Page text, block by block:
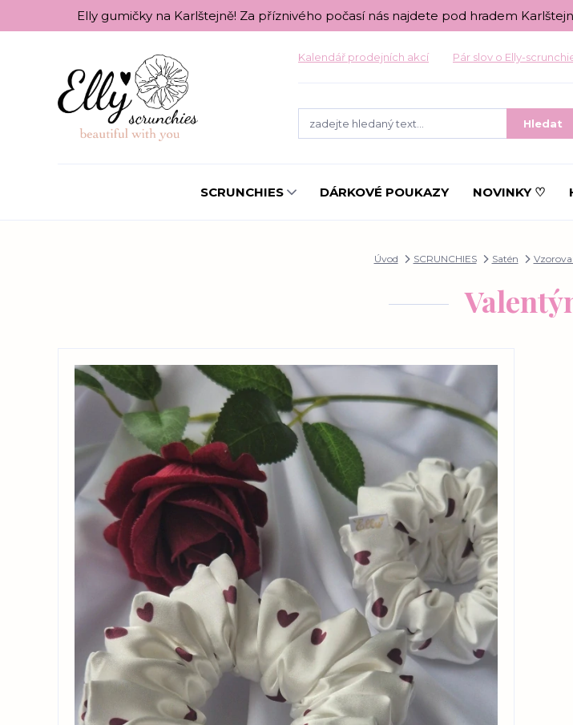
Elly gumičky na Karlštejně! Za příznivého počasí nás najdete pod hradem
Kalendář prodejních akcí Pár slov o Elly-
Hledat
SCRUNCHIES DÁRKOVÉ POUKAZY NOVINKY ♡
Úvod SCRUNCHIES Satén